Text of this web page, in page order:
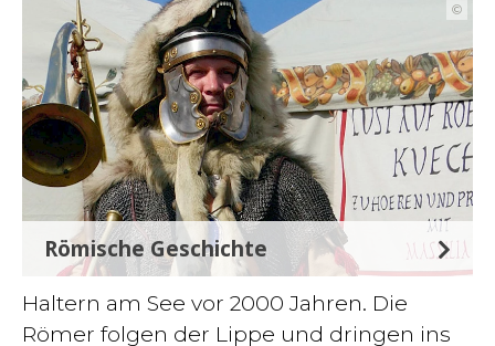
©
Römische Geschichte
Haltern am See vor 2000 Jahren. Die
Römer folgen der Lippe und dringen ins